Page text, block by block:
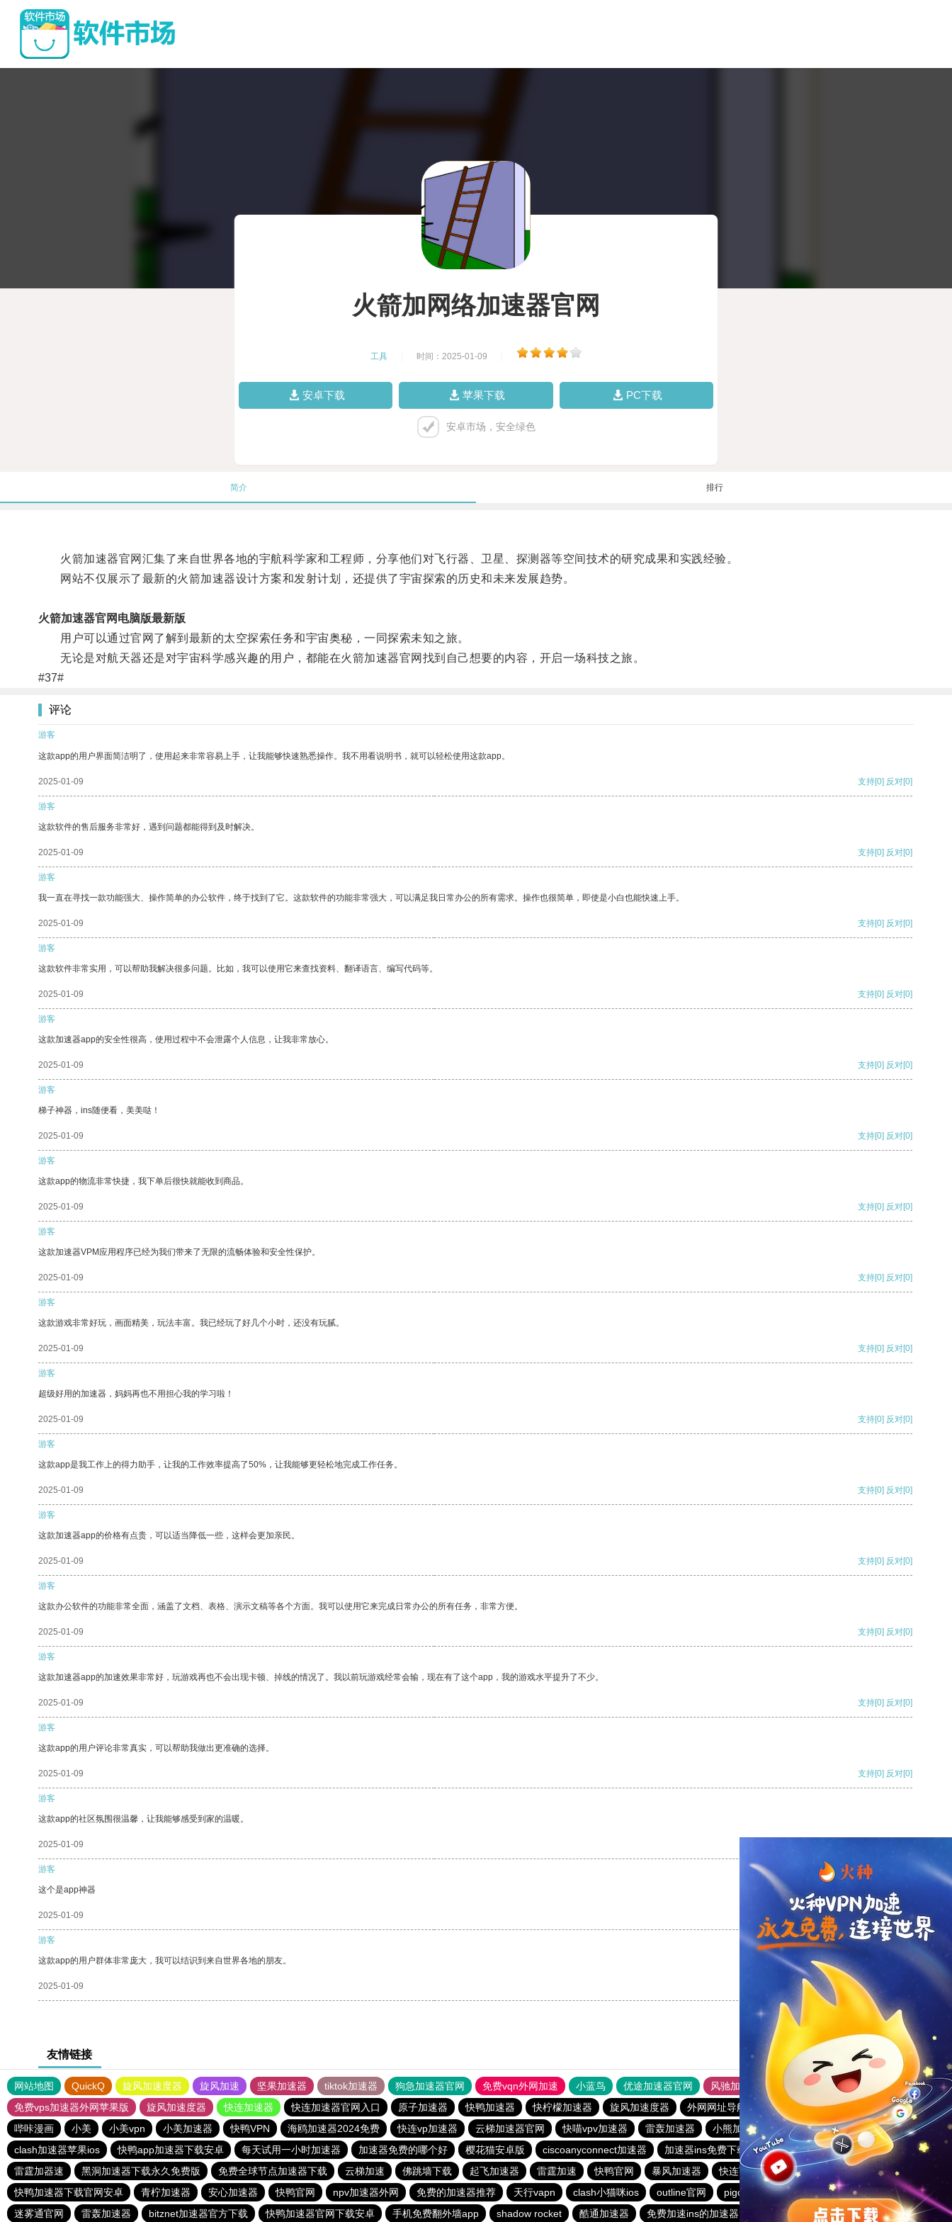
火箭加网络加速器官网
工具 时间：2025-01-09
安卓下载 苹果下载 PC下载
安卓市场，安全绿色
简介 排行
火箭加速器官网汇集了来自世界各地的宇航科学家和工程师，分享他们对飞行器、卫星、探测器等空间技术的研究成果和实践经验。
网站不仅展示了最新的火箭加速器设计方案和发射计划，还提供了宇宙探索的历史和未来发展趋势。
火箭加速器官网电脑版最新版
用户可以通过官网了解到最新的太空探索任务和宇宙奥秘，一同探索未知之旅。
无论是对航天器还是对宇宙科学感兴趣的用户，都能在火箭加速器官网找到自己想要的内容，开启一场科技之旅。
#37#
评论
游客
这款app的用户界面简洁明了，使用起来非常容易上手，让我能够快速熟悉操作。我不用看说明书，就可以轻松使用这款app。
2025-01-09 支持[0] 反对[0]
游客
这款软件的售后服务非常好，遇到问题都能得到及时解决。
2025-01-09 支持[0] 反对[0]
游客
我一直在寻找一款功能强大、操作简单的办公软件，终于找到了它。这款软件的功能非常强大，可以满足我日常办公的所有需求。操作也很简单，即使是小白也能快速上手。
2025-01-09 支持[0] 反对[0]
游客
这款软件非常实用，可以帮助我解决很多问题。比如，我可以使用它来查找资料、翻译语言、编写代码等。
2025-01-09 支持[0] 反对[0]
游客
这款加速器app的安全性很高，使用过程中不会泄露个人信息，让我非常放心。
2025-01-09 支持[0] 反对[0]
游客
梯子神器，ins随便看，美美哒！
2025-01-09 支持[0] 反对[0]
游客
这款app的物流非常快捷，我下单后很快就能收到商品。
2025-01-09 支持[0] 反对[0]
游客
这款加速器VPM应用程序已经为我们带来了无限的流畅体验和安全性保护。
2025-01-09 支持[0] 反对[0]
游客
这款游戏非常好玩，画面精美，玩法丰富。我已经玩了好几个小时，还没有玩腻。
2025-01-09 支持[0] 反对[0]
游客
超级好用的加速器，妈妈再也不用担心我的学习啦！
2025-01-09 支持[0] 反对[0]
游客
这款app是我工作上的得力助手，让我的工作效率提高了50%，让我能够更轻松地完成工作任务。
2025-01-09 支持[0] 反对[0]
游客
这款加速器app的价格有点贵，可以适当降低一些，这样会更加亲民。
2025-01-09 支持[0] 反对[0]
游客
这款办公软件的功能非常全面，涵盖了文档、表格、演示文稿等各个方面。我可以使用它来完成日常办公的所有任务，非常方便。
2025-01-09 支持[0] 反对[0]
游客
这款加速器app的加速效果非常好，玩游戏再也不会出现卡顿、掉线的情况了。我以前玩游戏经常会输，现在有了这个app，我的游戏水平提升了不少。
2025-01-09 支持[0] 反对[0]
游客
这款app的用户评论非常真实，可以帮助我做出更准确的选择。
2025-01-09 支持[0] 反对[0]
游客
这款app的社区氛围很温馨，让我能够感受到家的温暖。
2025-01-09
游客
这个是app神器
2025-01-09 支持 [0] 反对 [0]
游客
这款app的用户群体非常庞大，我可以结识到来自世界各地的朋友。
2025-01-09 支持
友情链接
网站地图 QuickQ 旋风加速度器 旋风加速 坚果加速器 tiktok加速器 狗急加速器官网 免费vqn外网加速 小蓝鸟 优途加速器官网 风驰加速器
旋风加速器
免费vps加速器外网苹果版
旋风加速度器 快连加速器 快连加速器官网入口 原子加速器 快鸭加速器 快柠檬加速器 旋风加速度器 外网网址导航 软件中心 雷霆加速
狂飙加速器
哔咔漫画
小美 小美vpn 小美加速器 快鸭VPN 海鸥加速器2024免费 快连vp加速器 云梯加速器官网 快喵vpv加速器 雷轰加速器 小熊加速器
小蓝鸟加速器
clash加速器苹果ios
快鸭app加速器下载安卓 每天试用一小时加速器 加速器免费的哪个好 樱花猫安卓版 ciscoanyconnect加速器 加速器ins免费下载 快橙加速器官网
快鸭加速器
雷霆加器速
黑洞加速器下载永久免费版 免费全球节点加速器下载 云梯加速 佛跳墙下载 起飞加速器 雷霆加速 快鸭官网 暴风加速器 快连下载 pixiv加速器
clash机场推荐
快鸭加速器下载官网安卓
青柠加速器 安心加速器 快鸭官网 npv加速器外网 免费的加速器推荐 天行vapn clash小猫咪ios outline官网 pigchat
免费vps试用七天风驰
迷雾通官网
雷轰加速器 bitznet加速器官方下载 快鸭加速器官网下载安卓 手机免费翻外墙app shadow rocket 酷通加速器 免费加速ins的加速器 蚂蚁加速npv下载官网ios